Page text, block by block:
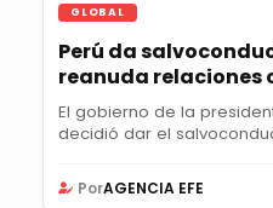
GLOBAL
Perú da
reanuda relaciones
El gobierno de la
decidió dar el
PorAGENCIA EFE